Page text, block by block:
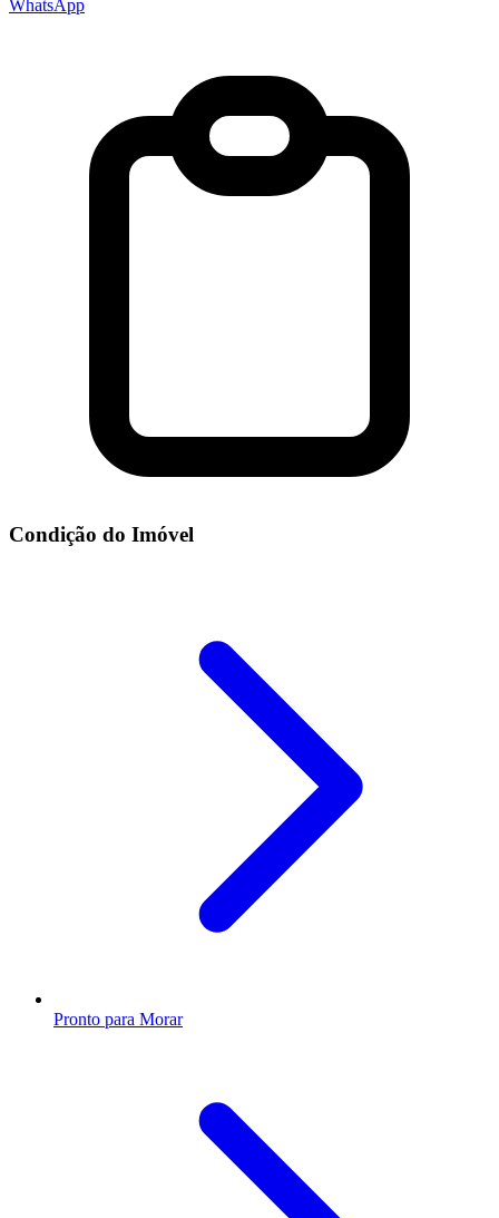
WhatsApp
Condição do Imóvel
Pronto para Morar